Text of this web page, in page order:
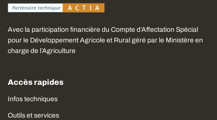
Avec la participation financière du Compte d’Affectation Spécial
pour le Développement Agricole et Rural géré par le Ministère en
charge de l’Agriculture
Accès rapides
Infos techniques
Outils et services